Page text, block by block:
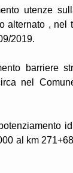
utenze
, nel
2019.
barriere
nel
al km